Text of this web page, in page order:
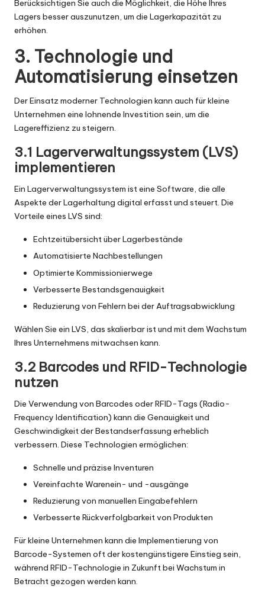
Berücksichtigen Sie auch die Möglichkeit, die Höhe Ihres
Lagers besser auszunutzen, um die Lagerkapazität zu
erhöhen.
3. Technologie und
Automatisierung einsetzen
Der Einsatz moderner Technologien kann auch für kleine
Unternehmen eine lohnende Investition sein, um die
Lagereffizienz zu steigern.
3.1 Lagerverwaltungssystem (LVS)
implementieren
Ein Lagerverwaltungssystem ist eine Software, die alle
Aspekte der Lagerhaltung digital erfasst und steuert. Die
Vorteile eines LVS sind:
Echtzeitübersicht über Lagerbestände
Automatisierte Nachbestellungen
Optimierte Kommissionierwege
Verbesserte Bestandsgenauigkeit
Reduzierung von Fehlern bei der Auftragsabwicklung
Wählen Sie ein LVS, das skalierbar ist und mit dem Wachstum
Ihres Unternehmens mitwachsen kann.
3.2 Barcodes und RFID-Technologie
nutzen
Die Verwendung von Barcodes oder RFID-Tags (Radio-
Frequency Identification) kann die Genauigkeit und
Geschwindigkeit der Bestandserfassung erheblich
verbessern. Diese Technologien ermöglichen:
Schnelle und präzise Inventuren
Vereinfachte Warenein- und -ausgänge
Reduzierung von manuellen Eingabefehlern
Verbesserte Rückverfolgbarkeit von Produkten
Für kleine Unternehmen kann die Implementierung von
Barcode-Systemen oft der kostengünstigere Einstieg sein,
während RFID-Technologie in Zukunft bei Wachstum in
Betracht gezogen werden kann.